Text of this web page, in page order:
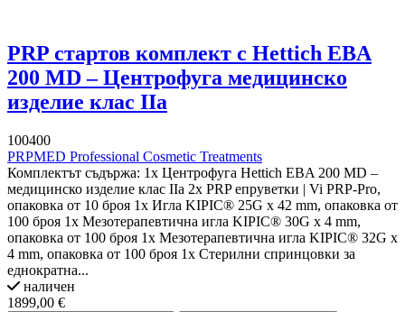
PRP стартов комплект с Hettich EBA
200 MD – Центрофуга медицинско
изделие клас IIa
100400
PRPMED Professional Cosmetic Treatments
Комплектът съдържа: 1x Центрофуга Hettich EBA 200 MD –
медицинско изделие клас IIa 2x PRP епруветки | Vi PRP-Pro,
опаковка от 10 броя 1x Игла KIPIC® 25G x 42 mm, опаковка от
100 броя 1x Мезотерапевтична игла KIPIC® 30G x 4 mm,
опаковка от 100 броя 1x Мезотерапевтична игла KIPIC® 32G x
4 mm, опаковка от 100 броя 1x Стерилни спринцовки за
еднократна...
наличен
1899,00 €